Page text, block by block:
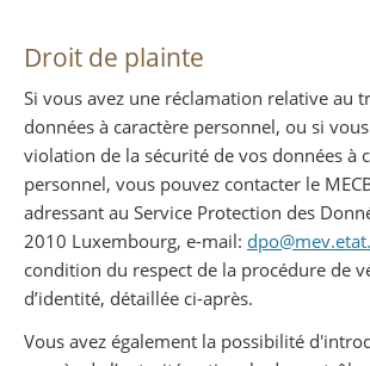
Droit de plainte
Si vous avez une réclamation relative au
données à caractère personnel, ou si
violation de la sécurité de vos données à
personnel, vous pouvez contacter le
adressant au Service Protection des
2010 Luxembourg, e-mail:
condition du respect de la procédure de
d’identité, détaillée ci-après.
Vous avez également la possibilité